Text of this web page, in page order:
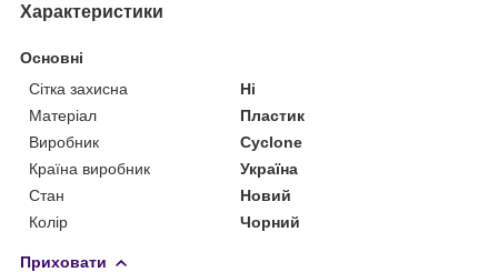
Характеристики
Основні
Сітка захисна
Ні
Матеріал
Пластик
Виробник
Cyclone
Країна виробник
Україна
Стан
Новий
Колір
Чорний
Приховати